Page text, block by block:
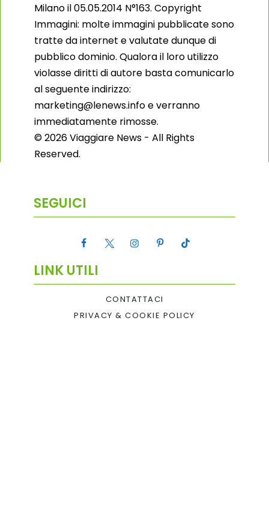
Milano il 05.05.2014 N°163. Copyright
Immagini: molte immagini pubblicate sono
tratte da internet e valutate dunque di
pubblico dominio. Qualora il loro utilizzo
violasse diritti di autore basta comunicarlo
al seguente indirizzo:
marketing@lenews.info e verranno
immediatamente rimosse.
© 2026 Viaggiare News - All Rights
Reserved.
SEGUICI
LINK UTILI
CONTATTACI
PRIVACY & COOKIE POLICY